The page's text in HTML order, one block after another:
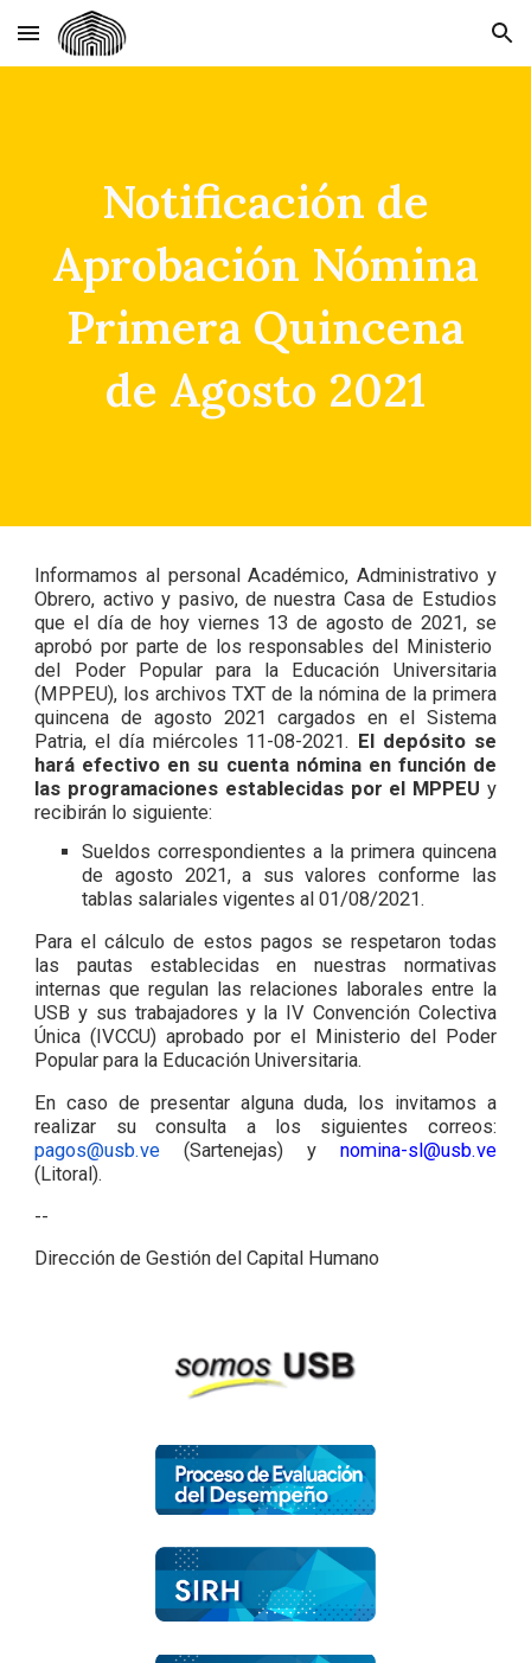
Skip to main content Skip to navigation
Notificación de
Aprobación Nómina
Primera Quincena
de Agosto 2021
Informamos al personal Académico, Administrativo y
Obrero, activo y pasivo, de nuestra Casa de Estudios
que el día de hoy viernes 13 de agosto de 2021, se
aprobó por parte de los responsables del Ministerio
del Poder Popular para la Educación Universitaria
(MPPEU), los archivos TXT de la nómina de la primera
quincena de agosto 2021 cargados en el Sistema
Patria, el día miércoles 11-08-2021. El depósito se
hará efectivo en su cuenta nómina en función de
las programaciones establecidas por el MPPEU y
recibirán lo siguiente:
Sueldos correspondientes a la primera quincena
de agosto 2021, a sus valores conforme las
tablas salariales vigentes al 01/08/2021.
Para el cálculo de estos pagos se respetaron todas
las pautas establecidas en nuestras normativas
internas que regulan las relaciones laborales entre la
USB y sus trabajadores y la IV Convención Colectiva
Única (IVCCU) aprobado por el Ministerio del Poder
Popular para la Educación Universitaria.
En caso de presentar alguna duda, los invitamos a
realizar su consulta a los siguientes correos:
pagos@usb.ve
(Sartenejas) y
nomina-sl@usb.ve
(Litoral).
--
Dirección de Gestión del Capital Humano